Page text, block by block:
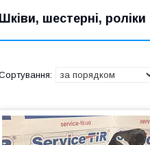
Шківи, шестерні, роліки